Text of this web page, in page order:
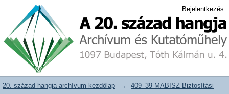
Böngészés MABISZ Biztosítási Oral
History Archívum Cím szerint
20. század hangja archívum adattár Bejelentkezés
20. század hangja archívum kezdőlap →
409_39 MABISZ Biztosítási